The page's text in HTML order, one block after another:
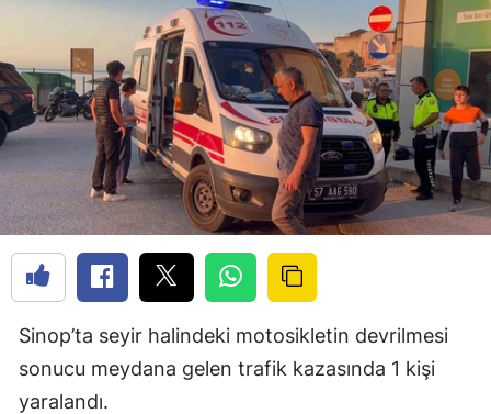
Sinop’ta seyir halindeki motosikletin devrilmesi
sonucu meydana gelen trafik kazasında 1 kişi
yaralandı.